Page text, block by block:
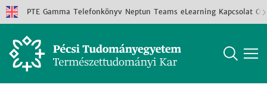
PTE Gamma Telefonkönyv Neptun Teams eLearning Kapcsolat